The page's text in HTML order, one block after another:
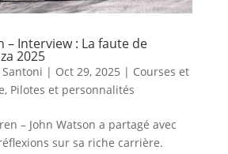
– Interview : La faute de
2025
| Oct 29, 2025 | Courses et
, Pilotes et personnalités
– John Watson a partagé avec
sur sa riche carrière.